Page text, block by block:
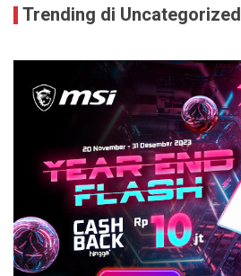
Trending di Uncategorized